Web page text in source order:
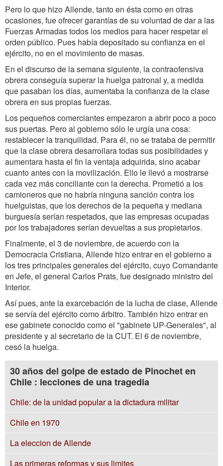
Pero lo que hizo Allende, tanto en ésta como en otras
ocasiones, fue ofrecer garantías de su voluntad de dar a las
Fuerzas Armadas todos los medios para hacer respetar el
orden público. Pues había depositado su confianza en el
ejército, no en el movimiento de masas.
En el discurso de la semana siguiente, la contraofensiva
obrera conseguía superar la huelga patronal y, a medida
que pasaban los días, aumentaba la confianza de la clase
obrera en sus propias fuerzas.
Los pequeños comerciantes empezaron a abrir poco a poco
sus puertas. Pero al gobierno sólo le urgía una cosa:
restablecer la tranquilidad. Para él, no se trataba de permitir
que la clase obrera desarrollara todas sus posibilidades y
aumentara hasta el fin la ventaja adquirida, sino acabar
cuanto antes con la movilización. Ello le llevó a mostrarse
cada vez más conciliante con la derecha. Prometió a los
camioneros que no habría ninguna sanción contra los
huelguistas, que los derechos de la pequeña y mediana
burguesía serían respetados, que las empresas ocupadas
por los trabajadores serían devueltas a sus propietarios.
Finalmente, el 3 de noviembre, de acuerdo con la
Democracia Cristiana, Allende hizo entrar en el gobierno a
los tres principales generales del ejército, cuyo Comandante
en Jefe, el general Carlos Prats, fue designado ministro del
Interior.
Así pues, ante la exarcebación de la lucha de clase, Allende
se servía del ejército como árbitro. También hizo entrar en
ese gabinete conocido como el "gabinete UP-Generales", al
presidente y al secretario de la CUT. El 6 de noviembre,
cesó la huelga.
30 años del golpe de estado de Pinochet en
Chile : lecciones de una tragedia
Chile: de la unidad popular a la dictadura militar
Chile en 1970
La eleccion de Allende
Las primeras reformas y sus limites